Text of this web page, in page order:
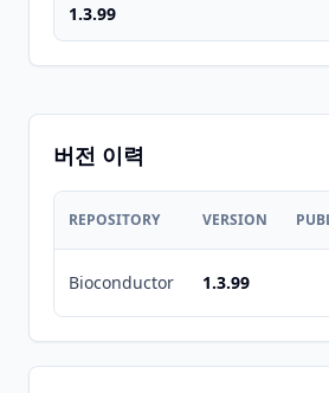
1.3.99
버전 이력
REPOSITORY VERSION
Bioconductor 1.3.99